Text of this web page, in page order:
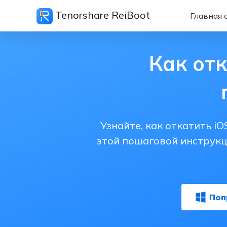
Tenorshare ReiBoot Главная
Как
Узнайте, как откатить
этой пошаговой